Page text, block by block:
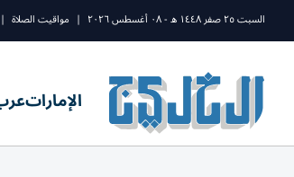
السبت ٢٥ صفر ١٤٤٨ ه - ٠٨ أغسطس ٢٠٢٦ | مواقيت الصلاة |
الإمارات